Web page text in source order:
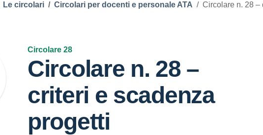
Le circolari Circolari per docenti e personale ATA Circolare n. 28 –
Circolare 28
Circolare n. 28 –
criteri e scadenza
progetti